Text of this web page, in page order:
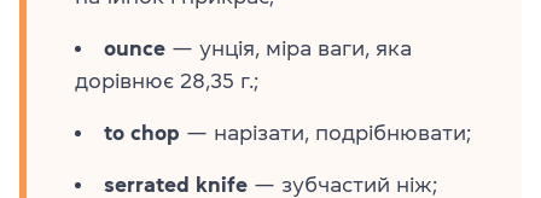
ounce — унція, міра ваги, яка
дорівнює 28,35 г.;
to chop — нарізати, подрібнювати;
serrated knife — зубчастий ніж;